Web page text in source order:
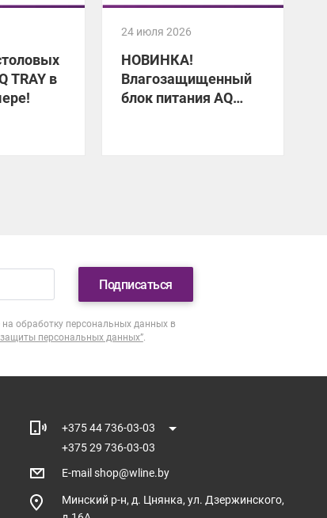
TRAY в
24 июля 2026
НОВИНКА!
Влагозащищенный
блок питания AQ
Подписаться
обработку персональных данных в
персональных данных”.
+375 44 736-03-03
+375 29 736-03-03
E-mail shop@wline.by
Минский р-н, д. Цнянка, ул. Дзержинского,